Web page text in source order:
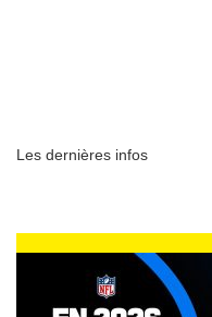
Les dernières infos